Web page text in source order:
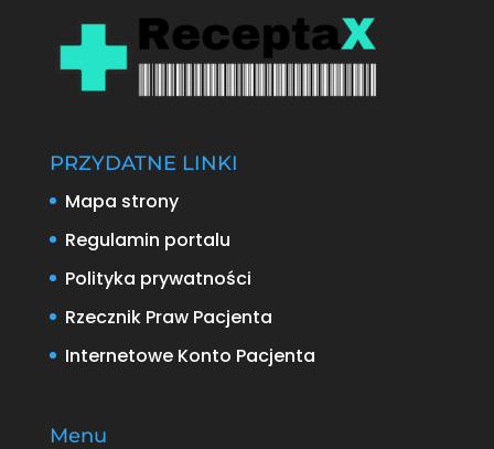
PRZYDATNE LINKI
Mapa strony
Regulamin portalu
Polityka prywatności
Rzecznik Praw Pacjenta
Internetowe Konto Pacjenta
Menu